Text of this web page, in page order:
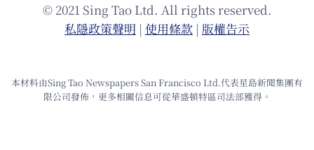
© 2021 Sing Tao Ltd. All rights reserved.
私隱政策聲明 | 使⽤條款 | 版權告⽰
本材料由Sing Tao Newspapers San Francisco Ltd.代表星島新聞集團有
限公司發佈，更多相關信息可從華盛頓特區司法部獲得。